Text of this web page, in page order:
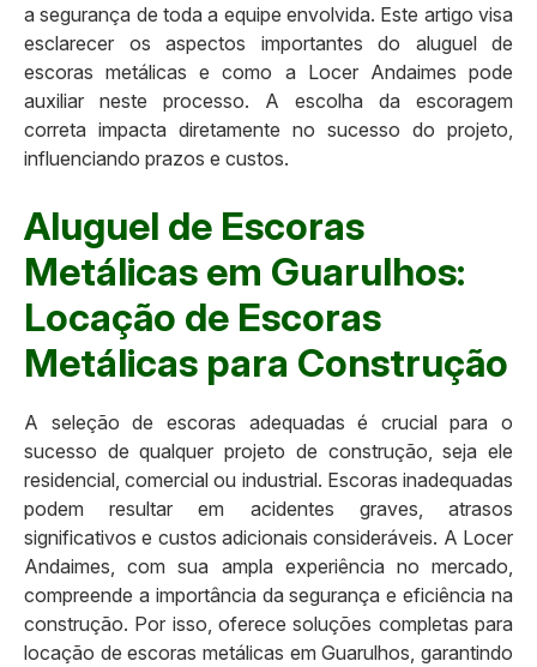
a segurança de toda a equipe envolvida. Este artigo visa
esclarecer os aspectos importantes do aluguel de
escoras metálicas e como a Locer Andaimes pode
auxiliar neste processo. A escolha da escoragem
correta impacta diretamente no sucesso do projeto,
influenciando prazos e custos.
Aluguel de Escoras
Metálicas em Guarulhos:
Locação de Escoras
Metálicas para Construção
A seleção de escoras adequadas é crucial para o
sucesso de qualquer projeto de construção, seja ele
residencial, comercial ou industrial. Escoras inadequadas
podem resultar em acidentes graves, atrasos
significativos e custos adicionais consideráveis. A Locer
Andaimes, com sua ampla experiência no mercado,
compreende a importância da segurança e eficiência na
construção. Por isso, oferece soluções completas para
locação de escoras metálicas em Guarulhos, garantindo